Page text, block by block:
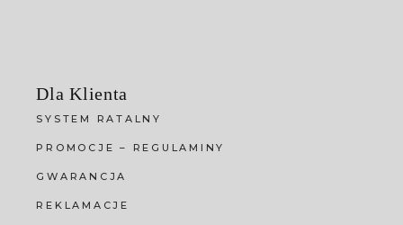
Dla Klienta
SYSTEM RATALNY
PROMOCJE – REGULAMINY
GWARANCJA
REKLAMACJE